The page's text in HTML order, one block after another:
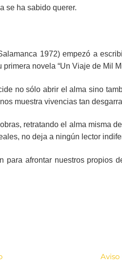
se ha sabido querer.
1972) empezó a
novela “Un Viaje de Mil
no sólo abrir el alma sino
muestra vivencias tan
retratando el alma misma
no deja a ningún lector
afrontar nuestros propios
Aviso